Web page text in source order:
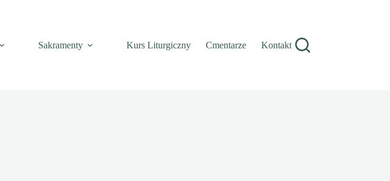
Sakramenty Kurs Liturgiczny Cmentarze Kontakt